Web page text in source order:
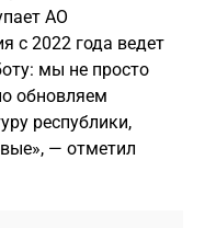
АО
с 2022 года ведет
мы не просто
обновляем
республики,
— отметил